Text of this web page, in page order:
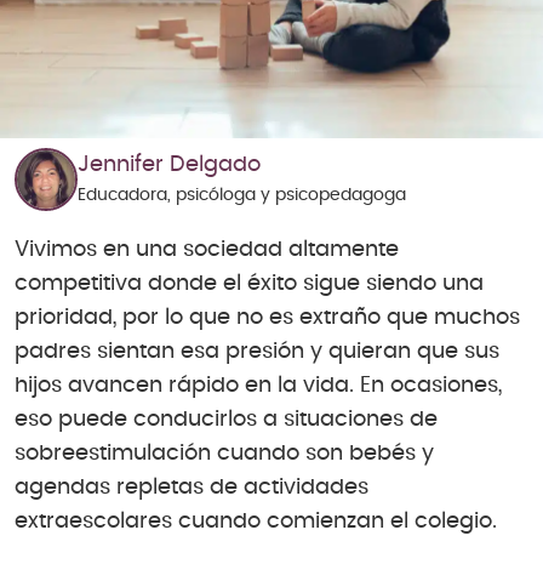
Jennifer Delgado
Educadora, psicóloga y psicopedagoga
Vivimos en una sociedad altamente
competitiva donde el éxito sigue siendo una
prioridad, por lo que no es extraño que muchos
padres sientan esa presión y quieran que sus
hijos avancen rápido en la vida. En ocasiones,
eso puede conducirlos a situaciones de
sobreestimulación cuando son bebés y
agendas repletas de actividades
extraescolares cuando comienzan el colegio.